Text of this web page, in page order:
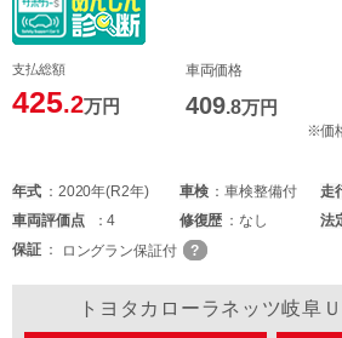
支払総額
425.2万円
車両価格
409.8万円
※価
年式 2020年(R2年) 車検 車検整備付 走
車両評価点 4 修復歴 なし 法
保証
ロングラン保証付
トヨタカローラネッツ岐阜